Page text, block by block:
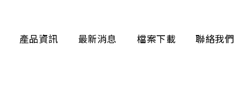
產品資訊 最新消息 檔案下載 聯絡我們